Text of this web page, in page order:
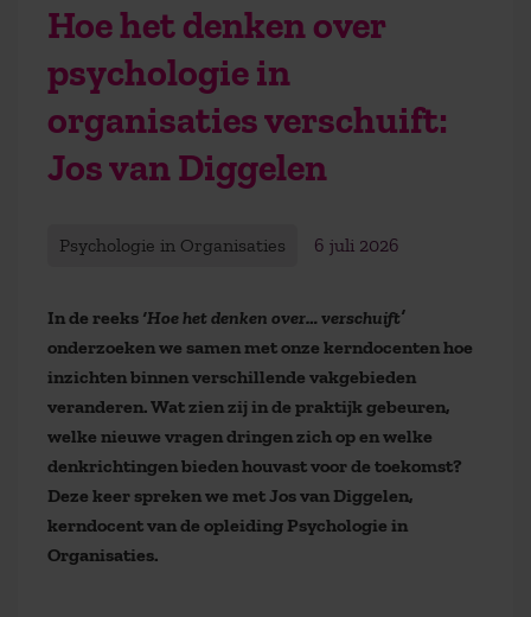
Hoe het denken over
psychologie in
organisaties verschuift:
Jos van Diggelen
Psychologie in Organisaties 6 juli 2026
In de reeks ‘Hoe het denken over… verschuift’
onderzoeken we samen met onze kerndocenten hoe
inzichten binnen verschillende vakgebieden
veranderen. Wat zien zij in de praktijk gebeuren,
welke nieuwe vragen dringen zich op en welke
denkrichtingen bieden houvast voor de toekomst?
Deze keer spreken we met Jos van Diggelen,
kerndocent van de opleiding Psychologie in
Organisaties.